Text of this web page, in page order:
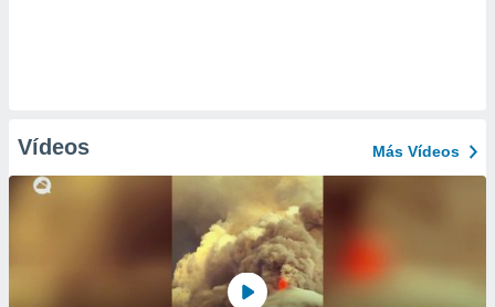
Vídeos Más Vídeos